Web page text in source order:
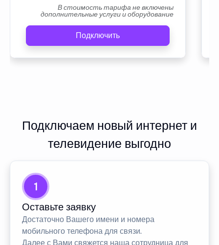
В стоимость тарифа не включены
дополнительные услуги и оборудование
Подключить
Подключаем новый интернет и
телевидение выгодно
1
Оставьте заявку
Достаточно Вашего имени и номера
мобильного телефона для связи.
Далее с Вами свяжется наша сотрудница для